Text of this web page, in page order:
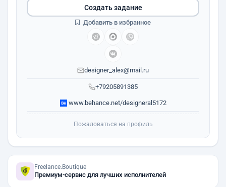
+79205891385
designer_alex@mail.ru
www.behance.net/designeral5172
Создать задание
Добавить в избранное
Пожаловаться на профиль
Freelance.Boutique
Премиум-сервис для лучших исполнителей